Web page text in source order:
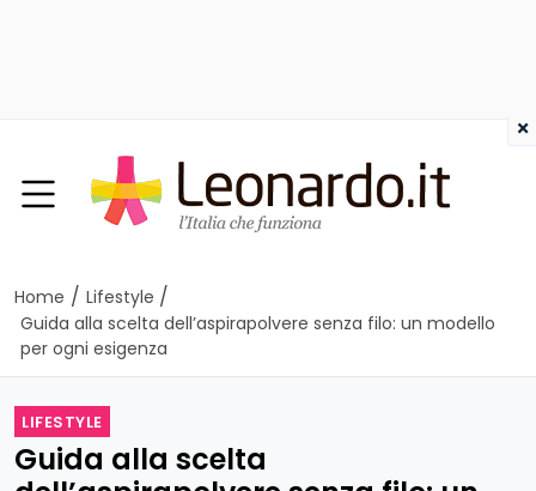
Home / Lifestyle /
Guida alla scelta dell’aspirapolvere senza filo: un modello
per ogni esigenza
LIFESTYLE
Guida alla scelta
×